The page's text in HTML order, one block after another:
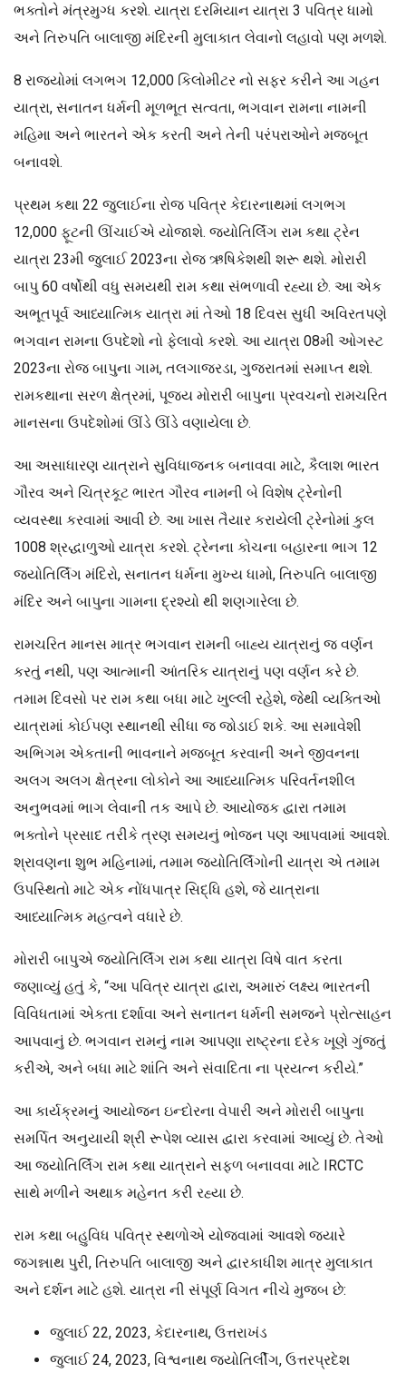
ભક્તોને મંત્રમુગ્ધ કરશે. યાત્રા દરમિયાન યાત્રા 3 પવિત્ર ધામો
અને તિરુપતિ બાલાજી મંદિરની મુલાકાત લેવાનો લહાવો પણ મળશે.
8 રાજ્યોમાં લગભગ 12,000 કિલોમીટર નો સફર કરીને આ ગહન
યાત્રા, સનાતન ધર્મની મૂળભૂત સત્વતા, ભગવાન રામના નામની
મહિમા અને ભારતને એક કરતી અને તેની પરંપરાઓને મજબૂત
બનાવશે.
પ્રથમ કથા 22 જુલાઈના રોજ પવિત્ર કેદારનાથમાં લગભગ
12,000 ફૂટની ઊંચાઈએ યોજાશે. જ્યોતિર્લિંગ રામ કથા ટ્રેન
યાત્રા 23મી જુલાઈ 2023ના રોજ ઋષિકેશથી શરૂ થશે. મોરારી
બાપુ 60 વર્ષોથી વધુ સમયથી રામ કથા સંભળાવી રહ્યા છે. આ એક
અભૂતપૂર્વ આધ્યાત્મિક યાત્રા માં તેઓ 18 દિવસ સુધી અવિરતપણે
ભગવાન રામના ઉપદેશો નો ફેલાવો કરશે. આ યાત્રા 08મી ઓગસ્ટ
2023ના રોજ બાપુના ગામ, તલગાજરડા, ગુજરાતમાં સમાપ્ત થશે.
રામકથાના સરળ ક્ષેત્રમાં, પૂજ્ય મોરારી બાપુના પ્રવચનો રામચરિત
માનસના ઉપદેશોમાં ઊંડે ઊંડે વણાયેલા છે.
આ અસાધારણ યાત્રાને સુવિધાજનક બનાવવા માટે, કૈલાશ ભારત
ગૌરવ અને ચિત્રકૂટ ભારત ગૌરવ નામની બે વિશેષ ટ્રેનોની
વ્યવસ્થા કરવામાં આવી છે. આ ખાસ તૈયાર કરાયેલી ટ્રેનોમાં કુલ
1008 શ્રદ્ધાળુઓ યાત્રા કરશે. ટ્રેનના કોચના બહારના ભાગ 12
જ્યોતિર્લિંગ મંદિરો, સનાતન ધર્મના મુખ્ય ધામો, તિરુપતિ બાલાજી
મંદિર અને બાપુના ગામના દ્રશ્યો થી શણગારેલા છે.
રામચરિત માનસ માત્ર ભગવાન રામની બાહ્ય યાત્રાનું જ વર્ણન
કરતું નથી, પણ આત્માની આંતરિક યાત્રાનું પણ વર્ણન કરે છે.
તમામ દિવસો પર રામ કથા બધા માટે ખુલ્લી રહેશે, જેથી વ્યક્તિઓ
યાત્રામાં કોઈપણ સ્થાનથી સીધા જ જોડાઈ શકે. આ સમાવેશી
અભિગમ એકતાની ભાવનાને મજબૂત કરવાની અને જીવનના
અલગ અલગ ક્ષેત્રના લોકોને આ આધ્યાત્મિક પરિવર્તનશીલ
અનુભવમાં ભાગ લેવાની તક આપે છે. આયોજક દ્વારા તમામ
ભક્તોને પ્રસાદ તરીકે ત્રણ સમયનું ભોજન પણ આપવામાં આવશે.
શ્રાવણના શુભ મહિનામાં, તમામ જ્યોતિર્લિંગોની યાત્રા એ તમામ
ઉપસ્થિતો માટે એક નોંધપાત્ર સિદ્ધિ હશે, જે યાત્રાના
આધ્યાત્મિક મહત્વને વધારે છે.
મોરારી બાપુએ જ્યોતિર્લિંગ રામ કથા યાત્રા વિષે વાત કરતા
જણાવ્યું હતું કે, “આ પવિત્ર યાત્રા દ્વારા, અમારું લક્ષ્ય ભારતની
વિવિધતામાં એકતા દર્શાવા અને સનાતન ધર્મની સમજને પ્રોત્સાહન
આપવાનું છે. ભગવાન રામનું નામ આપણા રાષ્ટ્રના દરેક ખૂણે ગુંજતું
કરીએ, અને બધા માટે શાંતિ અને સંવાદિતા ના પ્રયત્ન કરીયે.”
આ કાર્યક્રમનું આયોજન ઇન્દોરના વેપારી અને મોરારી બાપુના
સમર્પિત અનુયાયી શ્રી રૂપેશ વ્યાસ દ્વારા કરવામાં આવ્યું છે. તેઓ
આ જ્યોતિર્લિંગ રામ કથા યાત્રાને સફળ બનાવવા માટે IRCTC
સાથે મળીને અથાક મહેનત કરી રહ્યા છે.
રામ કથા બહુવિધ પવિત્ર સ્થળોએ યોજવામાં આવશે જ્યારે
જગન્નાથ પુરી, તિરુપતિ બાલાજી અને દ્વારકાધીશ માત્ર મુલાકાત
અને દર્શન માટે હશે. યાત્રા ની સંપૂર્ણ વિગત નીચે મુજબ છે:
જુલાઈ 22, 2023, કેદારનાથ, ઉત્તરાખંડ
જુલાઈ 24, 2023, વિશ્વનાથ જ્યોતિર્લીંગ, ઉત્તરપ્રદેશ